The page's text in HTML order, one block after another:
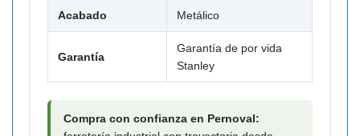
Acabado Metálico
Garantía
Garantía de por vida
Stanley
Compra con confianza en Pernoval: